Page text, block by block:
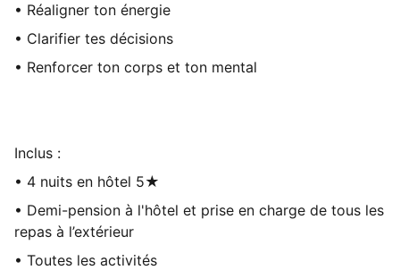
• Réaligner ton énergie
• Clarifier tes décisions
• Renforcer ton corps et ton mental
Inclus :
• 4 nuits en hôtel 5★
• Demi-pension à l'hôtel et prise en charge de tous les
repas à l’extérieur
• Toutes les activités